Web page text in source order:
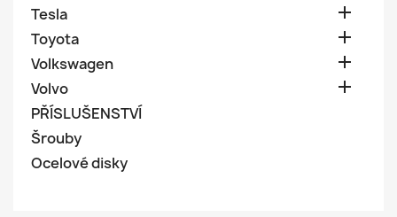
Tesla 
Toyota 
Volkswagen 
Volvo 
PŘÍSLUŠENSTVÍ
Šrouby
Ocelové disky